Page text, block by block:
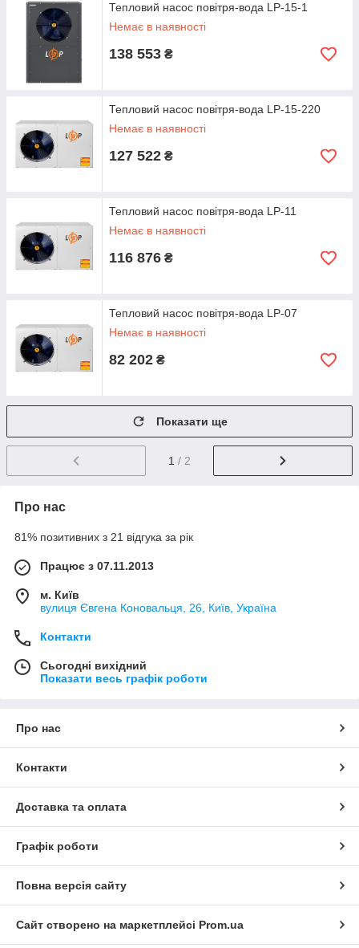
Тепловий насос повітря-вода LP-15-1
Немає в наявності
138 553 ₴
Тепловий насос повітря-вода LP-15-220
Немає в наявності
127 522 ₴
Тепловий насос повітря-вода LP-11
Немає в наявності
116 876 ₴
Тепловий насос повітря-вода LP-07
Немає в наявності
82 202 ₴
Показати ще
1 / 2
Про нас
81% позитивних з 21 відгука за рік
Працює з 07.11.2013
м. Київ
вулиця Євгена Коновальця, 26, Київ, Україна
Контакти
Сьогодні вихідний
Показати весь графік роботи
Про нас
Контакти
Доставка та оплата
Графік роботи
Повна версія сайту
Сайт створено на маркетплейсі Prom.ua